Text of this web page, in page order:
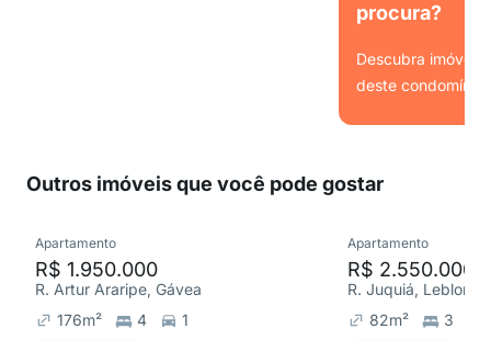
procura?
Descubra imóveis
deste condomínio.
Outros imóveis que você pode gostar
Apartamento
R$ 1.950.000
R. Artur Araripe, Gávea
176m² 4
1
Apartamento
R$ 2.550.000
R. Juquiá, Leblon
82m² 3